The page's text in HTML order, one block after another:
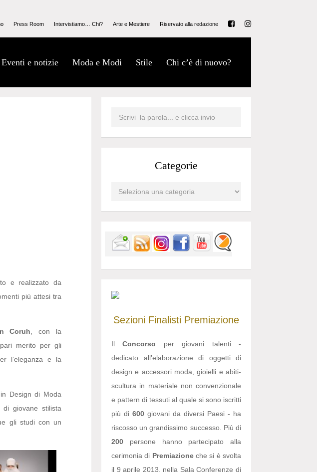
Press Room Intervistiamo… Chi? Arte e Mestiere Riservato alla redazione
Eventi e notizie Moda e Modi Stile Chi c’è di nuovo?
e realizzato da
più attesi tra
Coruh , con la
merito per gli
l’eleganza e la
Design di Moda
giovane stilista
gli studi con un
Categorie
Sezioni Finalisti Premiazione
IlConcorso per giovani talenti -
dedicato all’elaborazione di oggetti di
design e accessori moda, gioielli e abiti-
scultura in materiale non convenzionale
e pattern di tessuti al quale si sono iscritti
più di 600 giovani da diversi Paesi - ha
riscosso un grandissimo successo. Più di
200 persone hanno partecipato alla
cerimonia di Premiazioneche si è svolta
il 9 aprile 2013, nella Sala Conferenze di